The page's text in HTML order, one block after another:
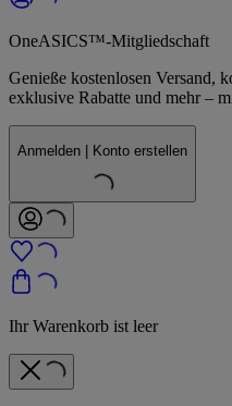
OneASICS™-Mitgliedschaft
Genieße kostenlosen Versand,
exklusive Rabatte und mehr –
Anmelden | Konto erstellen
Ihr Warenkorb ist leer